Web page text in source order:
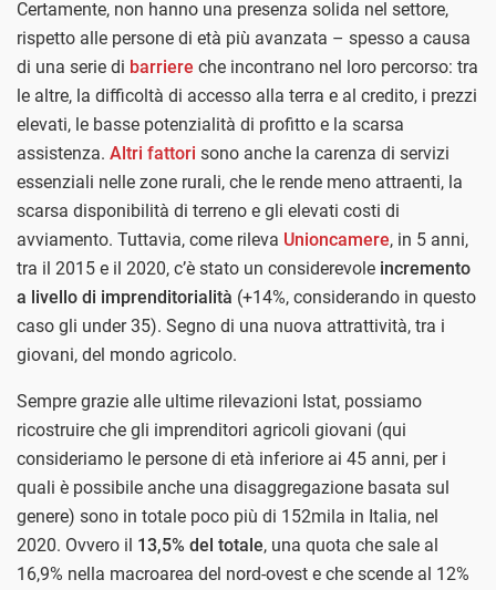
Certamente, non hanno una presenza solida nel settore,
rispetto alle persone di età più avanzata – spesso a causa
di una serie di barriere che incontrano nel loro percorso: tra
le altre, la difficoltà di accesso alla terra e al credito, i prezzi
elevati, le basse potenzialità di profitto e la scarsa
assistenza. Altri fattori sono anche la carenza di servizi
essenziali nelle zone rurali, che le rende meno attraenti, la
scarsa disponibilità di terreno e gli elevati costi di
avviamento. Tuttavia, come rileva Unioncamere, in 5 anni,
tra il 2015 e il 2020, c’è stato un considerevole incremento
a livello di imprenditorialità (+14%, considerando in questo
caso gli under 35). Segno di una nuova attrattività, tra i
giovani, del mondo agricolo.
Sempre grazie alle ultime rilevazioni Istat, possiamo
ricostruire che gli imprenditori agricoli giovani (qui
consideriamo le persone di età inferiore ai 45 anni, per i
quali è possibile anche una disaggregazione basata sul
genere) sono in totale poco più di 152mila in Italia, nel
2020. Ovvero il 13,5% del totale, una quota che sale al
16,9% nella macroarea del nord-ovest e che scende al 12%